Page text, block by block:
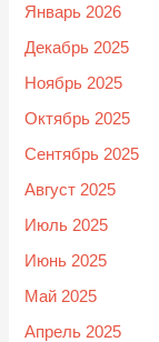
Январь 2026
Декабрь 2025
Ноябрь 2025
Октябрь 2025
Сентябрь 2025
Август 2025
Июль 2025
Июнь 2025
Май 2025
Апрель 2025